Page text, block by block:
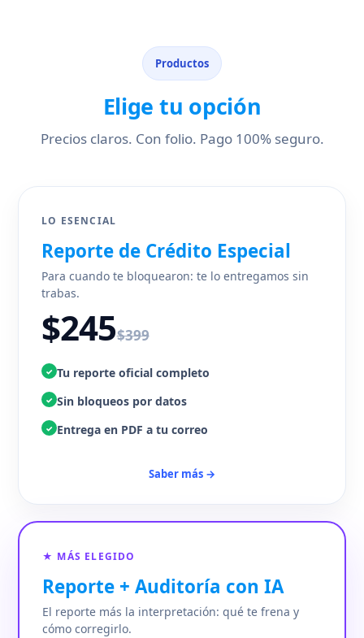
Productos
Elige tu opción
Precios claros. Con folio. Pago 100% seguro.
LO ESENCIAL
Reporte de Crédito Especial
Para cuando te bloquearon: te lo entregamos sin
trabas.
$245$399
✓ Tu reporte oficial completo
✓ Sin bloqueos por datos
✓ Entrega en PDF a tu correo
Saber más →
★ MÁS ELEGIDO
Reporte + Auditoría con IA
El reporte más la interpretación: qué te frena y
cómo corregirlo.